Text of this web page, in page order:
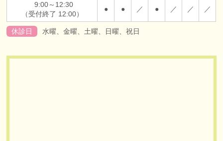
9:00～12:30
（受付終了 12:00）
● ● ／ ● ／ ／ ／
休診日 水曜、金曜、土曜、日曜、祝日